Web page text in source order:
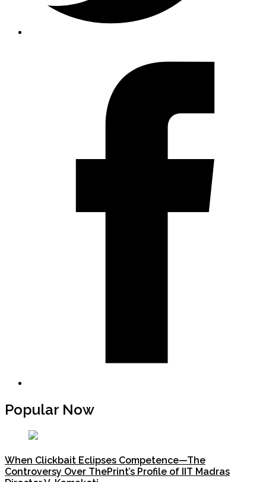
Popular Now
When Clickbait Eclipses Competence—The
Controversy Over ThePrint’s Profile of IIT Madras